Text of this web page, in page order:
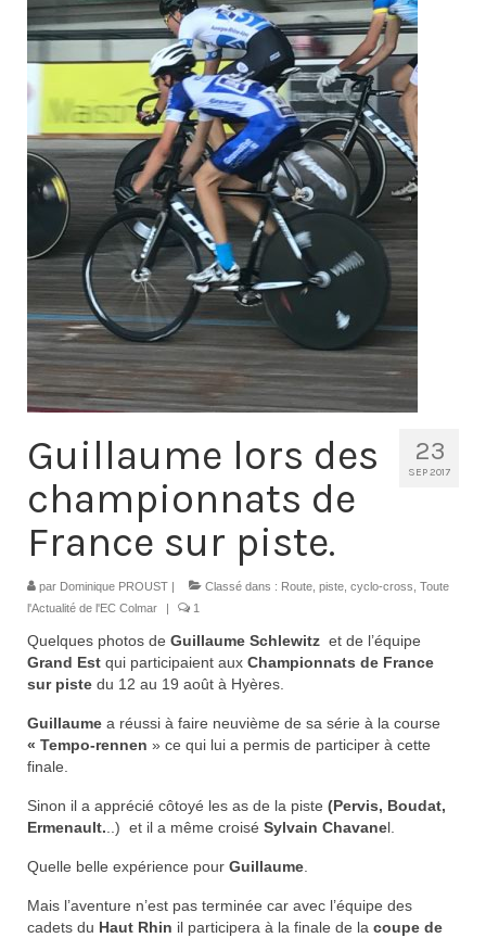
Histoire
1950 à 1969
1970 à 1979
1980 à 1987
1988 à 1996
1997 à 2007
2008 à Aujourd’hui
Licence F.F.C.
Galerie Photos
Nos organisations de la saison
Classements
Route
VTT
BMX
Piste
Préparation
Plan d’entraînement 2026
Préparation Physique
23
SEP 2017
Guillaume lors des
championnats de
France sur piste.
par Dominique PROUST Classé dans : Route, piste, cyclo-cross Toute
l'Actualité de l'EC Colmar
1
Quelques photos de Guillaume Schlewitz et de l’équipe
Grand Est qui participaient aux Championnats de France
sur piste du 12 au 19 août à Hyères.
Guillaume a réussi à faire neuvième de sa série à la course
« Tempo-rennen » ce qui lui a permis de participer à cette
finale.
Sinon il a apprécié côtoyé les as de la piste (Pervis, Boudat,
Ermenault...) et il a même croisé Sylvain Chavanel.
Quelle belle expérience pour Guillaume.
Mais l’aventure n’est pas terminée car avec l’équipe des
cadets du Haut Rhin il participera à la finale de la coupe de